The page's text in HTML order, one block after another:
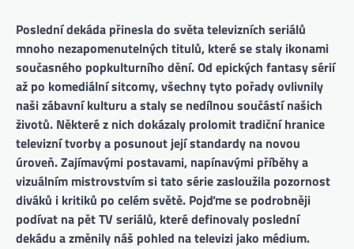
Poslední dekáda přinesla do světa televizních seriálů
mnoho nezapomenutelných titulů, které se staly ikonami
současného popkulturního dění. Od epických fantasy sérií
až po komediální sitcomy, všechny tyto pořady ovlivnily
naši zábavní kulturu a staly se nedílnou součástí našich
životů. Některé z nich dokázaly prolomit tradiční hranice
televizní tvorby a posunout její standardy na novou
úroveň. Zajímavými postavami, napínavými příběhy a
vizuálním mistrovstvím si tato série zasloužila pozornost
diváků i kritiků po celém světě. Pojďme se podrobněji
podívat na pět TV seriálů, které definovaly poslední
dekádu a změnily náš pohled na televizi jako médium.